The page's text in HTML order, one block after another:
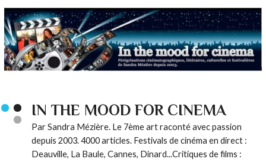
IN THE MOOD FOR CINEMA
Par Sandra Mézière. Le 7ème art raconté avec passion
depuis 2003. 4000 articles. Festivals de cinéma en direct :
Deauville, La Baule, Cannes, Dinard...Critiques de films :